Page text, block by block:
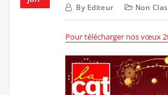
By Editeur Non
Pour télécharger nos vœux